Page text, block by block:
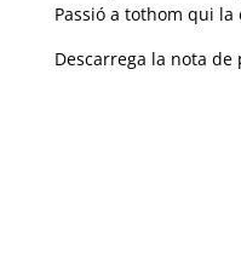
Passió a tothom qui la
Descarrega la nota de